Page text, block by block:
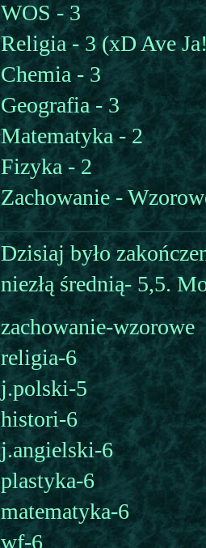
WOS - 3
Religia - 3 (xD Ave
Chemia - 3
Geografia - 3
Matematyka - 2
Fizyka - 2
Zachowanie -
Dzisiaj było
niezłą średnią- 5,5.
zachowanie-wzorowe
religia-6
j.polski-5
histori-6
j.angielski-6
plastyka-6
matematyka-6
wf-6